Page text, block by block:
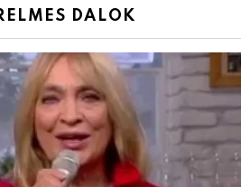
DALOK